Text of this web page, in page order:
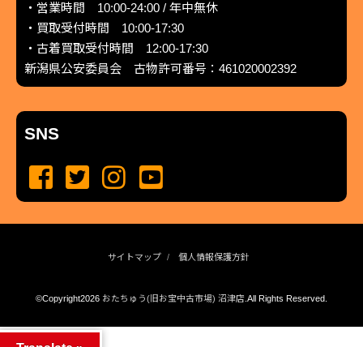
・営業時間 10:00-24:00 / 年中無休
・買取受付時間 10:00-17:30
・古着買取受付時間 12:00-17:30
新潟県公安委員会 古物許可番号：461020002392
SNS
サイトマップ 個人情報保護方針
©Copyright2026 おたちゅう(旧お宝中古市場) 沼津店.All Rights Reserved.